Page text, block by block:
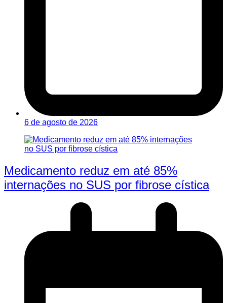
6 de agosto de 2026
Medicamento reduz em até 85%
internações no SUS por fibrose cística